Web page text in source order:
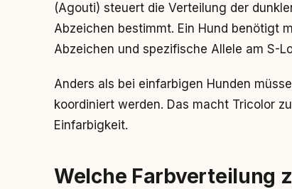
(Agouti) steuert die Verteilung der
Abzeichen bestimmt. Ein Hund benötigt
Abzeichen und spezifische Allele am S-
Anders als bei einfarbigen Hunden
koordiniert werden. Das macht Tricolor
Einfarbigkeit.
Welche Farbverteilung